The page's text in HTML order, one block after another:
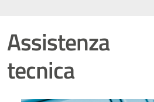
Assistenza
tecnica